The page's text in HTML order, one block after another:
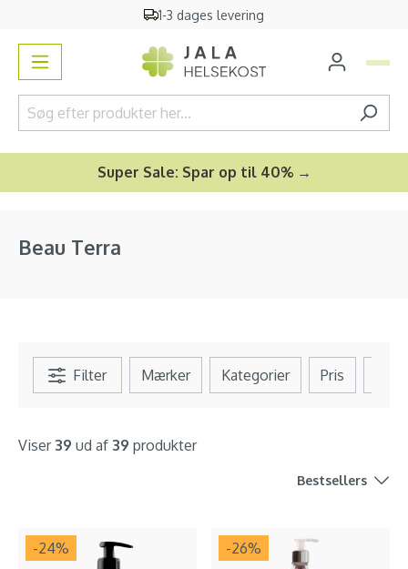
Gratisvareprøverogbonusgave
Super Sale: Spar op til 40% →
Beau Terra
Filter Mærker Kategorier Pris
Viser 39 ud af 39 produkter
Bestsellers
-24% -26%